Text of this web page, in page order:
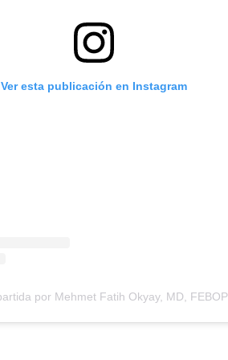
Ver esta publicación en Instagram